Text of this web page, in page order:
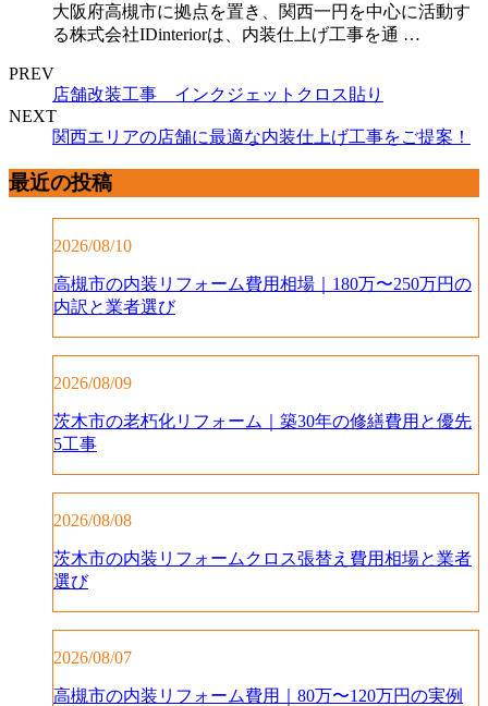
大阪府高槻市に拠点を置き、関西一円を中心に活動す
る株式会社IDinteriorは、内装仕上げ工事を通 …
PREV
店舗改装工事 インクジェットクロス貼り
NEXT
関西エリアの店舗に最適な内装仕上げ工事をご提案！
最近の投稿
2026/08/10
高槻市の内装リフォーム費用相場｜180万〜250万円の
内訳と業者選び
2026/08/09
茨木市の老朽化リフォーム｜築30年の修繕費用と優先
5工事
2026/08/08
茨木市の内装リフォームクロス張替え費用相場と業者
選び
2026/08/07
高槻市の内装リフォーム費用｜80万〜120万円の実例